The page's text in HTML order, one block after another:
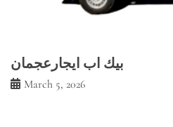
بيك اب ايجارعجمان
March 5, 2026